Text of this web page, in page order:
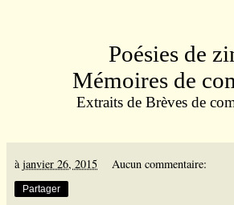
Poésies de
Mémoires de
Extraits de Brèves de
à janvier 26, 2015 Aucun commentaire:
Partager